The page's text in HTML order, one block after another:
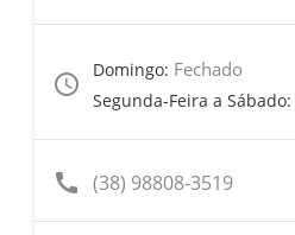
access_time
Domingo: Fechado
Segunda-Feira a Sábado:
call (38) 98808-3519